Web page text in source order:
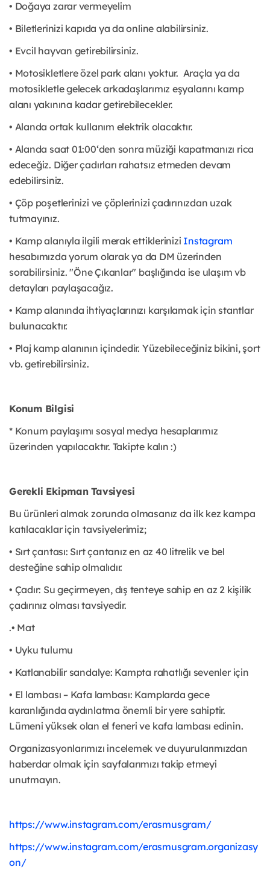
• Doğaya zarar vermeyelim
• Biletlerinizi kapıda ya da online alabilirsiniz.
• Evcil hayvan getirebilirsiniz.
• Motosikletlere özel park alanı yoktur. Araçla ya da
motosikletle gelecek arkadaşlarımız eşyalarını kamp
alanı yakınına kadar getirebilecekler.
• Alanda ortak kullanım elektrik olacaktır.
• Alanda saat 01:00‘den sonra müziği kapatmanızı rica
edeceğiz. Diğer çadırları rahatsız etmeden devam
edebilirsiniz.
• Çöp poşetlerinizi ve çöplerinizi çadırınızdan uzak
tutmayınız.
• Kamp alanıyla ilgili merak ettiklerinizi Instagram
hesabımızda yorum olarak ya da DM üzerinden
sorabilirsiniz. "Öne Çıkanlar" başlığında ise ulaşım vb
detayları paylaşacağız.
• Kamp alanında ihtiyaçlarınızı karşılamak için stantlar
bulunacaktır.
• Plaj kamp alanının içindedir. Yüzebileceğiniz bikini, şort
vb. getirebilirsiniz.
Konum Bilgisi
* Konum paylaşımı sosyal medya hesaplarımız
üzerinden yapılacaktır. Takipte kalın :)
Gerekli Ekipman Tavsiyesi
Bu ürünleri almak zorunda olmasanız da ilk kez kampa
katılacaklar için tavsiyelerimiz;
• Sırt çantası: Sırt çantanız en az 40 litrelik ve bel
desteğine sahip olmalıdır.
• Çadır: Su geçirmeyen, dış tenteye sahip en az 2 kişilik
çadırınız olması tavsiyedir.
.• Mat
• Uyku tulumu
• Katlanabilir sandalye: Kampta rahatlığı sevenler için
• El lambası – Kafa lambası: Kamplarda gece
karanlığında aydınlatma önemli bir yere sahiptir.
Lümeni yüksek olan el feneri ve kafa lambası edinin.
Organizasyonlarımızı incelemek ve duyurularımızdan
haberdar olmak için sayfalarımızı takip etmeyi
unutmayın.
https://www.instagram.com/erasmusgram/
https://www.instagram.com/erasmusgram.organizasy
on/